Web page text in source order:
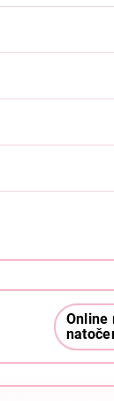
Online